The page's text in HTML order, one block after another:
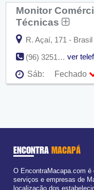
Monitor
Técnicas
R. Açaí, 171 -
(96) 3251-9095
ver
Sáb:
Fechado
Seg:
09:00 -
Fechado
ENCONTRA MACAPÁ
O EncontraMacapa.com é
serviços e empresas de
localização dos